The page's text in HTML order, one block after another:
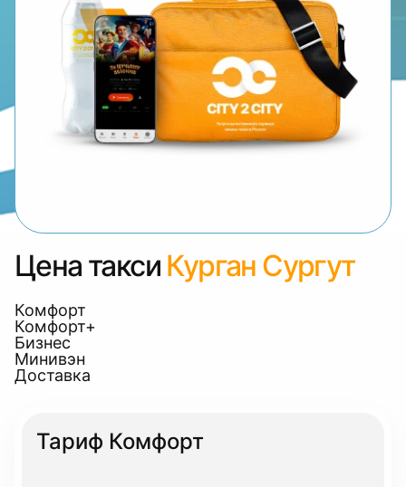
Цена такси Курган Сургут
Комфорт
Комфорт+
Бизнес
Минивэн
Доставка
Тариф Комфорт